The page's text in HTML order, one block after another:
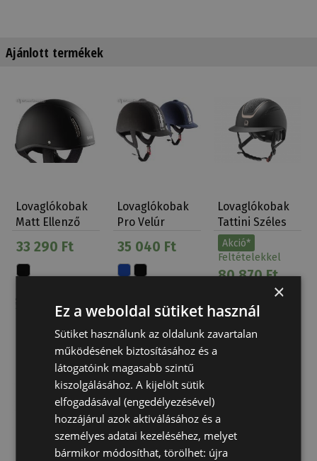
Ajánlott termékek
Lovaglókobak
Matt Ellenző
33 290 Ft
Lovaglókobak
Pro Velúr
35 040 Ft
Lovaglókobak
Tattini Széles
Ellenzős Ar…
Akció*
Feltételekkel
80 870 Ft
×
Ez a weboldal sütiket használ
Sütiket használunk az oldalunk zavartalan
működésének biztosításához és a
látogatóink magasabb szintű
kiszolgálásához. A kijelölt sütik
elfogadásával (engedélyezésével)
hozzájárul azok aktiválásához és a
személyes adatai kezeléséhez, melyet
bármikor módosíthat, törölhet: újra